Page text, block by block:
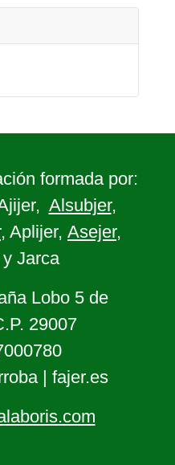
formada por:
Alsubjer,
, Aplijer, Asejer,
Jarca
Lobo 5 de
29007
| fajer.es